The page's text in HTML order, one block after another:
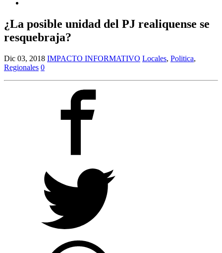
¿La posible unidad del PJ realiquense se
resquebraja?
Dic 03, 2018 IMPACTO INFORMATIVO Locales, Politica,
Regionales 0